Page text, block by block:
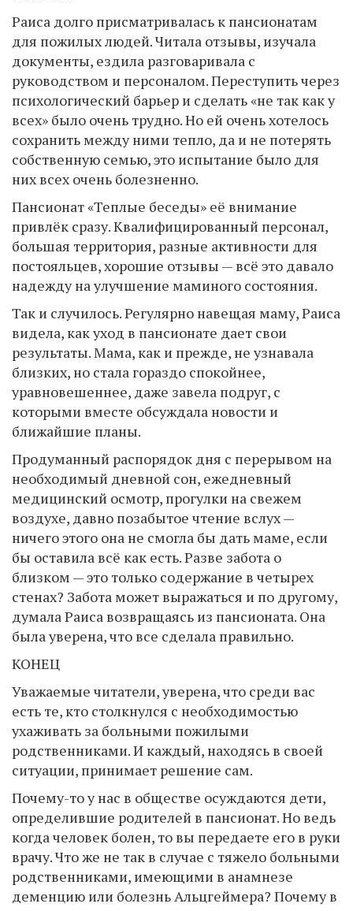
Раиса долго присматривалась к пансионатам
для пожилых людей. Читала отзывы, изучала
документы, ездила разговаривала с
руководством и персоналом. Переступить через
психологический барьер и сделать «не так как у
всех» было очень трудно. Но ей очень хотелось
сохранить между ними тепло, да и не потерять
собственную семью, это испытание было для
них всех очень болезненно.
Пансионат «Теплые беседы» её внимание
привлёк сразу. Квалифицированный персонал,
большая территория, разные активности для
постояльцев, хорошие отзывы — всё это давало
надежду на улучшение маминого состояния.
Так и случилось. Регулярно навещая маму, Раиса
видела, как уход в пансионате дает свои
результаты. Мама, как и прежде, не узнавала
близких, но стала гораздо спокойнее,
уравновешеннее, даже завела подруг, с
которыми вместе обсуждала новости и
ближайшие планы.
Продуманный распорядок дня с перерывом на
необходимый дневной сон, ежедневный
медицинский осмотр, прогулки на свежем
воздухе, давно позабытое чтение вслух —
ничего этого она не смогла бы дать маме, если
бы оставила всё как есть. Разве забота о
близком — это только содержание в четырех
стенах? Забота может выражаться и по другому,
думала Раиса возвращаясь из пансионата. Она
была уверена, что все сделала правильно.
КОНЕЦ
Уважаемые читатели, уверена, что среди вас
есть те, кто столкнулся с необходимостью
ухаживать за больными пожилыми
родственниками. И каждый, находясь в своей
ситуации, принимает решение сам.
Почему-то у нас в обществе осуждаются дети,
определившие родителей в пансионат. Но ведь
когда человек болен, то вы передаете его в руки
врачу. Что же не так в случае с тяжело больными
родственниками, имеющими в анамнезе
деменцию или болезнь Альцгеймера? Почему в